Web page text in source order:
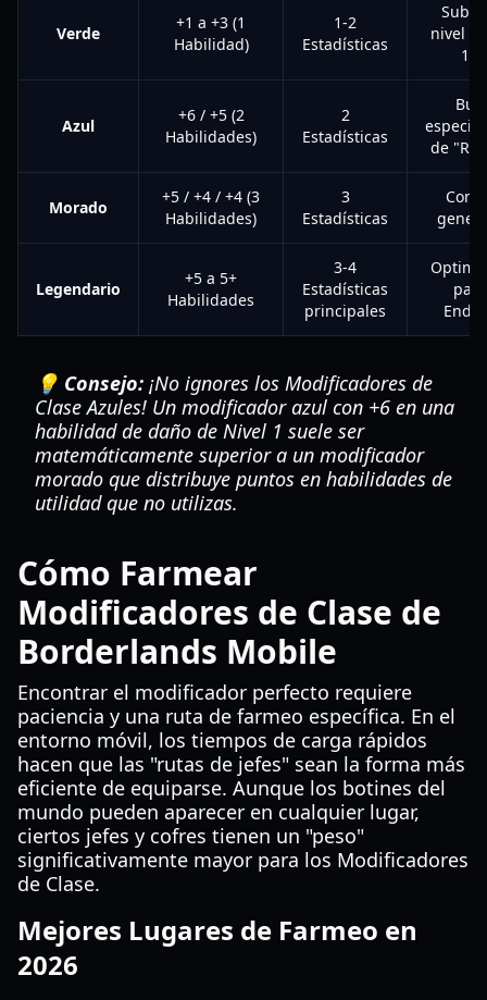
Verde
+1 a +3 (1
Habilidad)
1-2
Estadísticas
nivel
1-
Azul
+6 / +5 (2
Habilidades)
2
Estadísticas
de
Morado
+5 / +4 / +4 (3
Habilidades)
3
Estadísticas
Legendario
+5 a 5+
Habilidades
3-4
Estadísticas
principales
💡 Consejo: ¡No ignores los Modificadores de
Clase Azules! Un modificador azul con +6 en una
habilidad de daño de Nivel 1 suele ser
matemáticamente superior a un modificador
morado que distribuye puntos en habilidades de
utilidad que no utilizas.
Cómo Farmear
Modificadores de Clase de
Borderlands Mobile
Encontrar el modificador perfecto requiere
paciencia y una ruta de farmeo específica. En el
entorno móvil, los tiempos de carga rápidos
hacen que las "rutas de jefes" sean la forma más
eficiente de equiparse. Aunque los botines del
mundo pueden aparecer en cualquier lugar,
ciertos jefes y cofres tienen un "peso"
significativamente mayor para los Modificadores
de Clase.
Mejores Lugares de Farmeo en
2026